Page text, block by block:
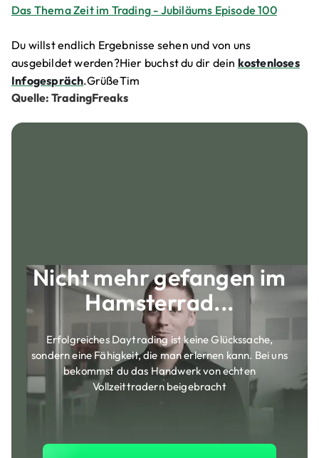
Das Thema Zeit im Trading - Jubiläums Episode 100
Du willst endlich Ergebnisse sehen und von uns
ausgebildet werden?Hier buchst du dir dein kostenloses
Infogespräch.GrüßeTim
Quelle: TradingFreaks
Nicht mehr gefangen im
Hamsterrad...
Erfolgreiches Daytrading ist keine Glückssache,
sondern eine Fähigkeit, die man erlernen kann. Bei uns
bekommst du das Handwerk von echten
Vollzeittradern beigebracht
Jetzt Trader Training